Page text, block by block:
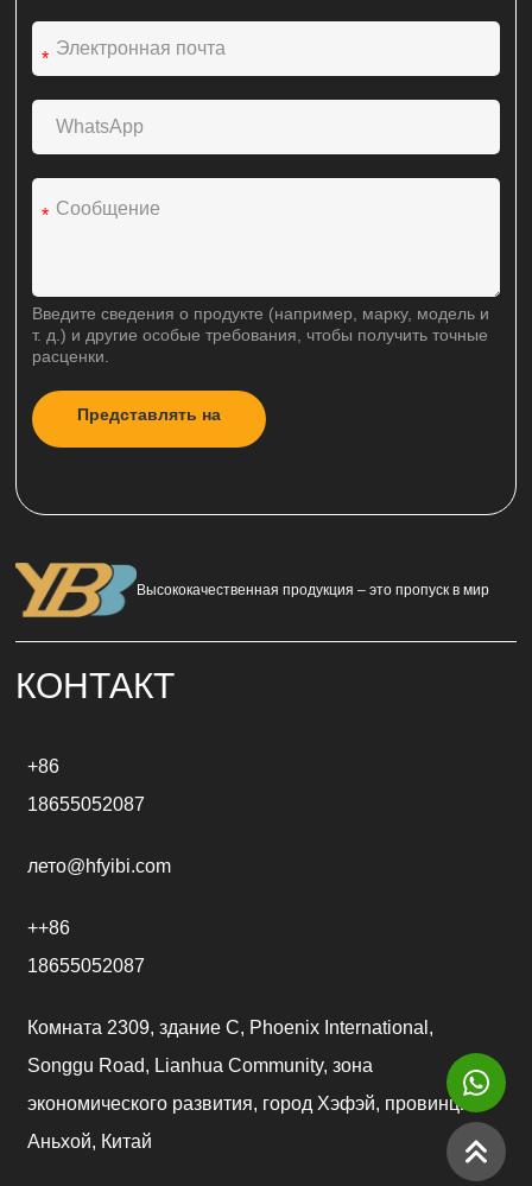
Высококачественная продукция – это пропуск в мир
КОНТАКТ
+86
18655052087
лето@hfyibi.com
++86
18655052087
Комната 2309, здание C, Phoenix International,
Songgu Road, Lianhua Community, зона
экономического развития, город Хэфэй, провинция
Аньхой, Китай
*
*
Введите сведения о продукте (например, марку, модель и
т. д.) и другие особые требования, чтобы получить точные
расценки.
Представлять на
e
n
a
t
e
: